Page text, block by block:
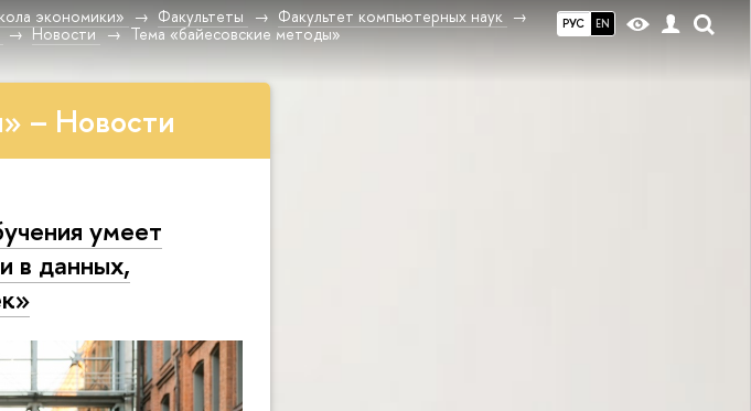
РУС EN
экономики» Факультеты
Факультет компьютерных наук
Новости Тема «байесовские методы»
– Новости
умеет
в данных,